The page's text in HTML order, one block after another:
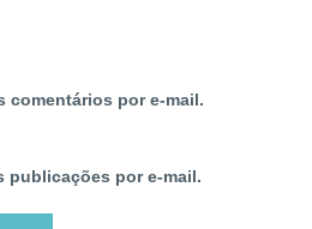
comentários por e-mail.
publicações por e-mail.